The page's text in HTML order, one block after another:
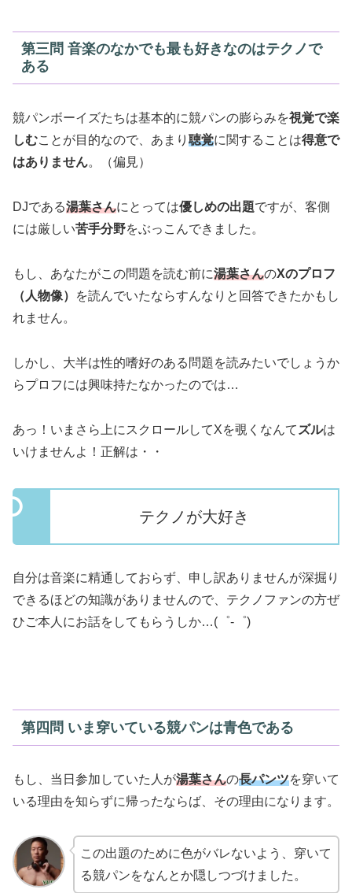
第三問 音楽のなかでも最も好きなのはテクノで
ある
競パンボーイズたちは基本的に競パンの膨らみを視覚で楽
しむことが目的なので、あまり 聴覚に関することは得意で
はありません。（偏見）
DJである湯葉さんにとっては優しめの出題ですが、客側
には厳しい苦手分野をぶっこんできました。
もし、あなたがこの問題を読む前に湯葉さんのXのプロフ
（人物像）
を読んでいたならすんなりと回答できたかもし
れません。
しかし、大半は性的嗜好のある問題を読みたいでしょうか
らプロフには興味持たなかったのでは…
あっ！いまさら上にスクロールしてXを覗くなんて ズルは
いけませんよ！正解は・・
テクノが大好き
自分は音楽に精通しておらず、申し訳ありませんが深掘り
できるほどの知識がありませんので、テクノファンの方ぜ
ひご本人にお話をしてもらうしか…(゜-゜)
第四問 いま穿いている競パンは青色である
もし、当日参加していた人が湯葉さんの長パンツを穿いて
いる理由を知らずに帰ったならば、その理由になります。
この出題のために色がバレないよう、穿いて
る競パンをなんとか隠しつづけました。